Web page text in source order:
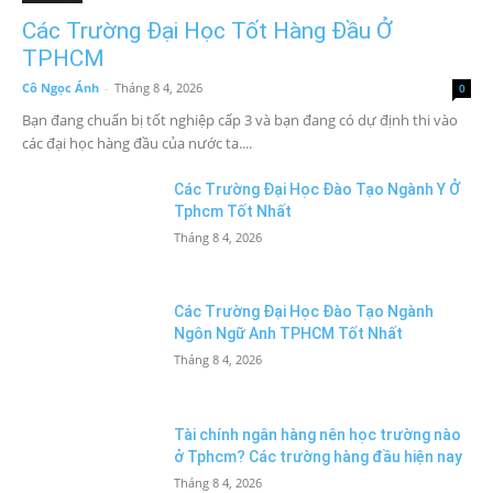
Các Trường Đại Học Tốt Hàng Đầu Ở
TPHCM
Cô Ngọc Ánh - Tháng 8 4, 2026 0
Bạn đang chuẩn bị tốt nghiệp cấp 3 và bạn đang có dự định thi vào
các đại học hàng đầu của nước ta....
Các Trường Đại Học Đào Tạo Ngành Y Ở
Tphcm Tốt Nhất
Tháng 8 4, 2026
Các Trường Đại Học Đào Tạo Ngành
Ngôn Ngữ Anh TPHCM Tốt Nhất
Tháng 8 4, 2026
Tài chính ngân hàng nên học trường nào
ở Tphcm? Các trường hàng đầu hiện nay
Tháng 8 4, 2026